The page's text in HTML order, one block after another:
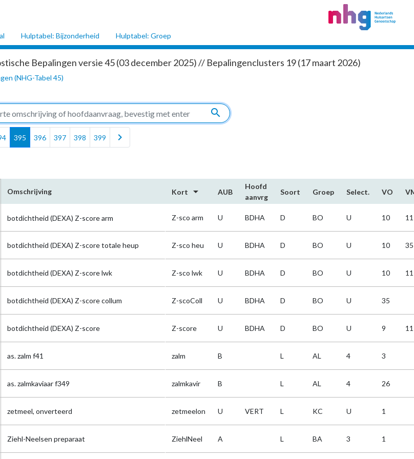
Hulptabel: Bijzonderheid Hulptabel: Groep
Bepalingen versie 45 (03 december 2025) // Bepalingenclusters 19 (17 maart 2026)
(NHG-Tabel 45)
search
395 396 397 398 399 chevron_right
Omschrijving Kort arrow_drop_down AUB
Hoofd​
aanvrg
Soort Groep Select. VO
botdichtheid (DEXA) Z-score arm Z-sco arm U BDHA D BO U 10 11
botdichtheid (DEXA) Z-score totale heup Z-sco heu U BDHA D BO U 10 35
botdichtheid (DEXA) Z-score lwk Z-sco lwk U BDHA D BO U 10 11
botdichtheid (DEXA) Z-score collum Z-scoColl U BDHA D BO U 35
botdichtheid (DEXA) Z-score Z-score U BDHA D BO U 9 11
as. zalm f41 zalm B L AL 4 3
as. zalmkaviaar f349 zalmkavir B L AL 4 26
zetmeel, onverteerd zetmeelon U VERT L KC U 1
Ziehl-Neelsen preparaat ZiehlNeel A L BA 3 1